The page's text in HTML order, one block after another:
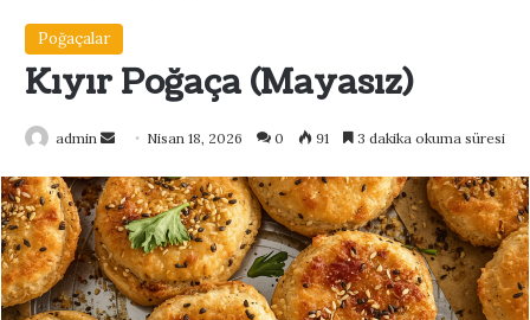
Poğaçalar
Kıyır Poğaça (Mayasız)
admin
Bir
posta
göndermek
Nisan 18, 2026 0 91 3 dakika okuma süresi